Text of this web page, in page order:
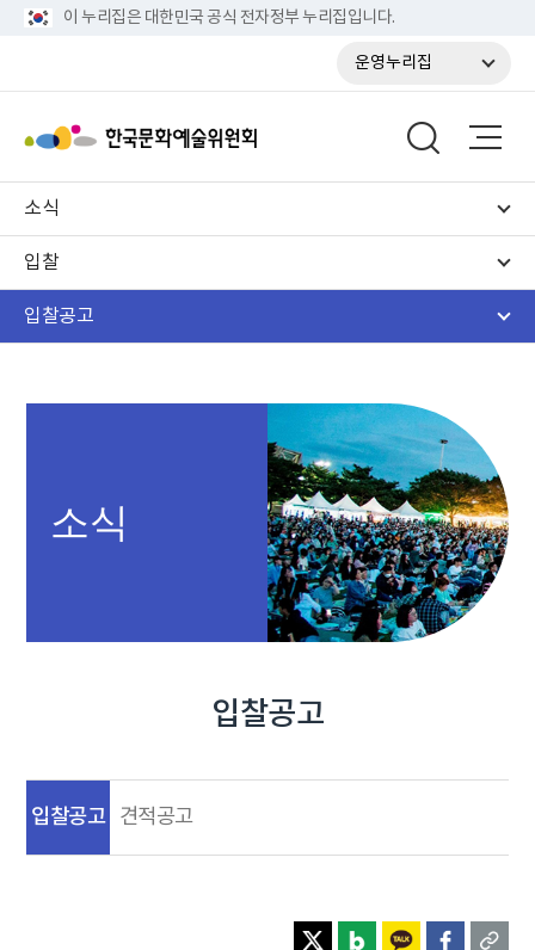
이 누리집은 대한민국 공식 전자정부 누리집입니다.
운영누리집
소식
입찰
입찰공고
소식
입찰공고
입찰공고 견적공고